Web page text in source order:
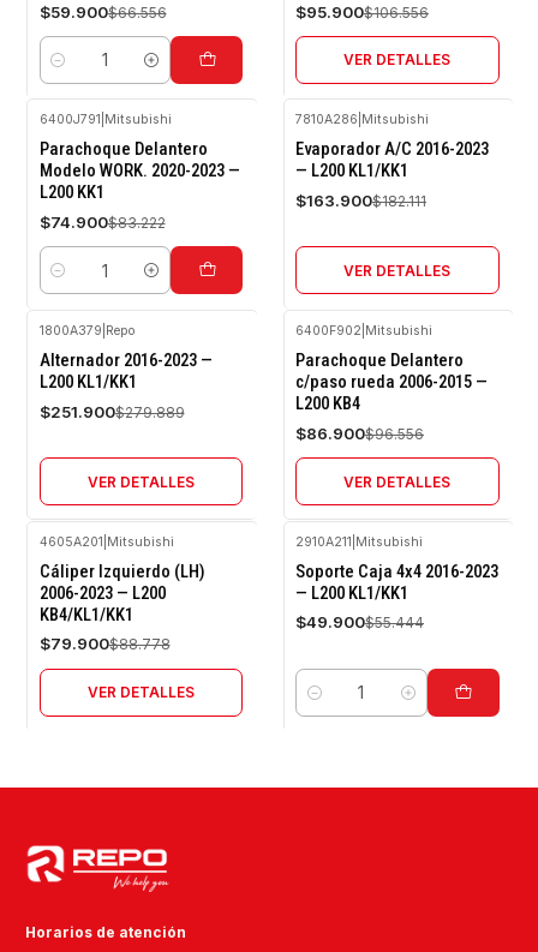
$59.900$66.556
Cantidad
$95.900$106.556
VER DETALLES
-10%
OFF
6400J791 Mitsubishi
Parachoque Delantero
Modelo WORK. 2020-2023 —
L200 KK1
$74.900$83.222
Cantidad
-10%
OFF
7810A286 Mitsubishi
Evaporador A/C 2016-2023
— L200 KL1/KK1
$163.900$182.111
VER DETALLES
-10%
OFF
1800A379 Repo
Alternador 2016-2023 —
L200 KL1/KK1
$251.900$279.889
VER DETALLES
-10%
OFF
Agotado
6400F902 Mitsubishi
Parachoque Delantero
c/paso rueda 2006-2015 —
L200 KB4
$86.900$96.556
VER DETALLES
-10%
OFF
Agotado
4605A201 Mitsubishi
Cáliper Izquierdo (LH)
2006-2023 — L200
KB4/KL1/KK1
$79.900$88.778
VER DETALLES
-10%
OFF
2910A211 Mitsubishi
Soporte Caja 4x4 2016-2023
— L200 KL1/KK1
$49.900$55.444
Cantidad
Horarios de atención